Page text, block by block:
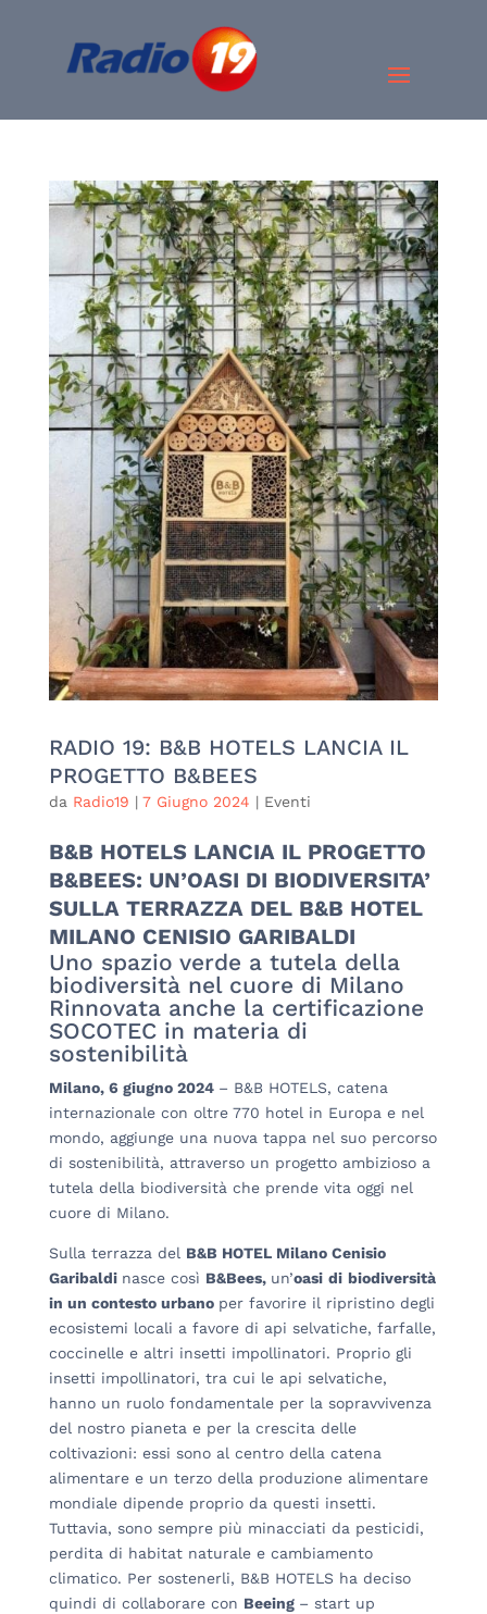
RADIO 19: B&B HOTELS LANCIA IL
PROGETTO B&BEES
da Radio19 | 7 Giugno 2024 | Eventi
B&B HOTELS LANCIA IL PROGETTO
B&BEES: UN’OASI DI BIODIVERSITA’
SULLA TERRAZZA DEL B&B HOTEL
MILANO CENISIO GARIBALDI
Uno spazio verde a tutela della
biodiversità nel cuore di Milano
Rinnovata anche la certificazione
SOCOTEC in materia di
sostenibilità
Milano, 6 giugno 2024 – B&B HOTELS, catena
internazionale con oltre 770 hotel in Europa e nel
mondo, aggiunge una nuova tappa nel suo percorso
di sostenibilità, attraverso un progetto ambizioso a
tutela della biodiversità che prende vita oggi nel
cuore di Milano.
Sulla terrazza del B&B HOTEL Milano Cenisio
Garibaldi nasce così B&Bees, un’oasi di biodiversità
in un contesto urbano per favorire il ripristino degli
ecosistemi locali a favore di api selvatiche, farfalle,
coccinelle e altri insetti impollinatori. Proprio gli
insetti impollinatori, tra cui le api selvatiche,
hanno un ruolo fondamentale per la sopravvivenza
del nostro pianeta e per la crescita delle
coltivazioni: essi sono al centro della catena
alimentare e un terzo della produzione alimentare
mondiale dipende proprio da questi insetti.
Tuttavia, sono sempre più minacciati da pesticidi,
perdita di habitat naturale e cambiamento
climatico. Per sostenerli, B&B HOTELS ha deciso
quindi di collaborare con Beeing – start up